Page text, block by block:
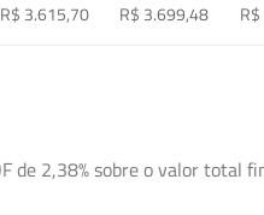
R$ 3.615,70 R$ 3.699,48
de 2,38% sobre o valor total